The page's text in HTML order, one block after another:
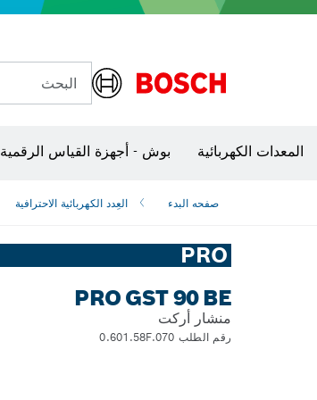
البحث
المعدات الكهربائية بوش - أجهزة القياس الرقمية
صفحه البدء العِدد الكهربائية الاحترافية
PRO
PRO GST 90 BE
منشار أركت
رقم الطلب 0.601.58F.070